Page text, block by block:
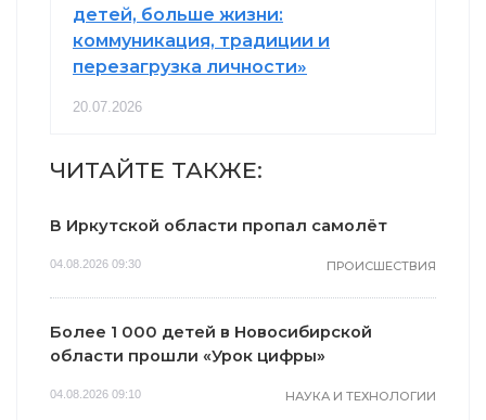
детей, больше жизни:
коммуникация, традиции и
перезагрузка личности»
20.07.2026
ЧИТАЙТЕ ТАКЖЕ:
В Иркутской области пропал самолёт
04.08.2026 09:30 ПРОИСШЕСТВИЯ
Более 1 000 детей в Новосибирской
области прошли «Урок цифры»
04.08.2026 09:10 НАУКА И ТЕХНОЛОГИИ